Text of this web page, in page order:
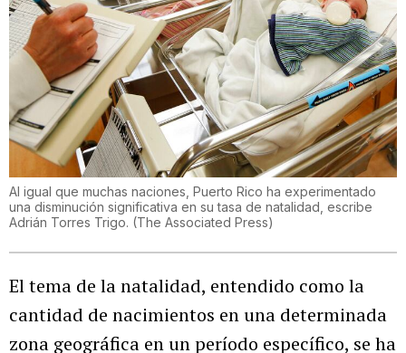
Al igual que muchas naciones, Puerto Rico ha experimentado
una disminución significativa en su tasa de natalidad, escribe
Adrián Torres Trigo. (The Associated Press)
El tema de la natalidad, entendido como la
cantidad de nacimientos en una determinada
zona geográfica en un período específico, se ha